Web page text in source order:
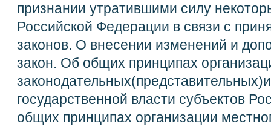
признании утратившими силу
Российской Федерации в связи с
законов. О внесении изменений и
закон. Об общих принципах
государственной власти субъектов
общих принципах организации